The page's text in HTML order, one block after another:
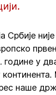
Србије
у
наше